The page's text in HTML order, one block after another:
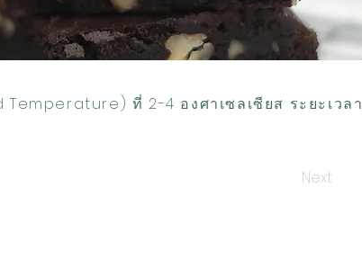
ที่ 2-4 องศาเซลเซียส ระยะเวลา
Next